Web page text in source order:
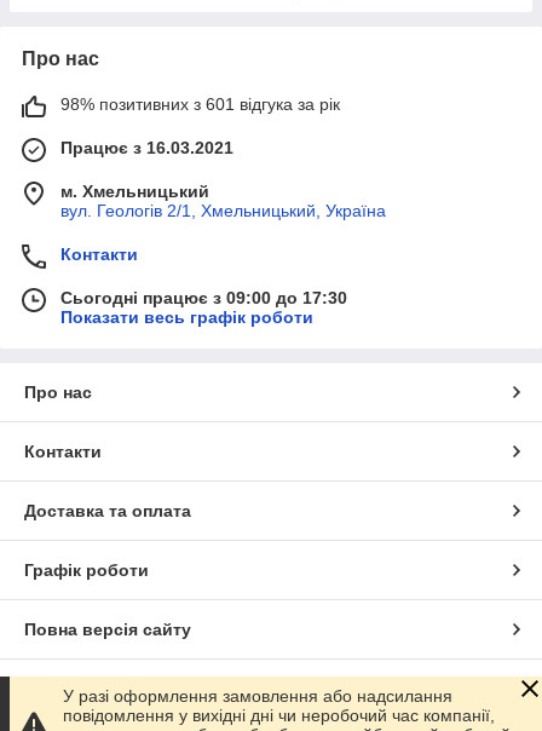
Про нас
98% позитивних з 601 відгука за рік
Працює з 16.03.2021
м. Хмельницький
вул. Геологів 2/1, Хмельницький, Україна
Контакти
Сьогодні працює з 09:00 до 17:30
Показати весь графік роботи
Про нас
Контакти
Доставка та оплата
Графік роботи
Повна версія сайту
Сайт створено на маркетплейсіProm.ua
У разі оформлення замовлення або надсилання
повідомлення у вихідні дні чи неробочий час компанії,